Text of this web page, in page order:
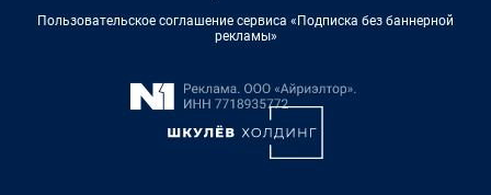
Пользовательское соглашение сервиса «Подписка без баннерной
рекламы»